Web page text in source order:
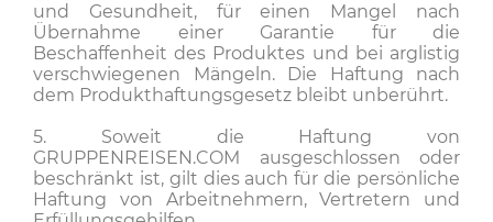
und Gesundheit, für einen Mangel nach
Übernahme einer Garantie für die
Beschaffenheit des Produktes und bei arglistig
verschwiegenen Mängeln. Die Haftung nach
dem Produkthaftungsgesetz bleibt unberührt.
5. Soweit die Haftung von
GRUPPENREISEN.COM ausgeschlossen oder
beschränkt ist, gilt dies auch für die persönliche
Haftung von Arbeitnehmern, Vertretern und